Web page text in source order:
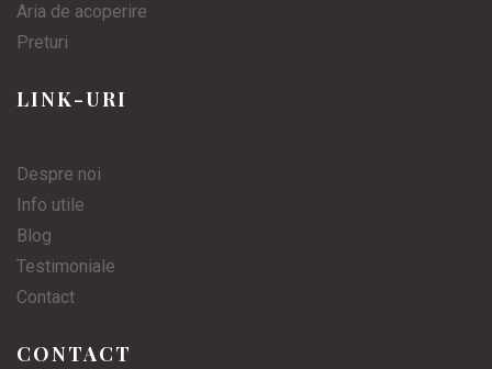
Aria de acoperire
Preturi
LINK-URI
Despre noi
Info utile
Blog
Testimoniale
Contact
CONTACT